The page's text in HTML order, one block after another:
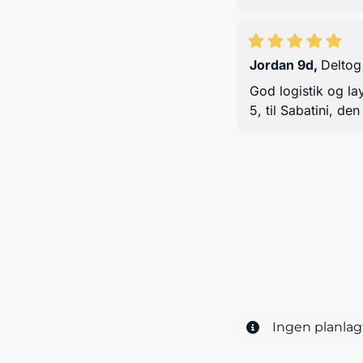
Jordan 9d,
God logistik og
5, til Sabatini,
Ingen